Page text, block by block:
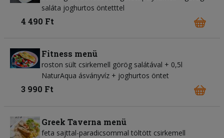
saláta joghurtos öntetttel
4 490 Ft
Fitness menü
roston sült csirkemell görög salátával + 0,5l
NaturAqua ásványvíz + joghurtos öntet
3 990 Ft
Greek Taverna menü
feta sajttal-paradicsommal töltött csirkemell